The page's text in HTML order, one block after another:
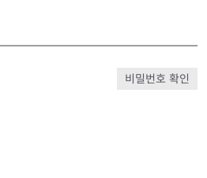
비밀번호 확인